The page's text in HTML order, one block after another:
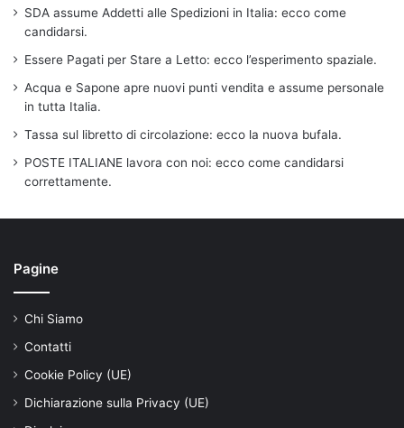
SDA assume Addetti alle Spedizioni in Italia: ecco come
candidarsi.
Essere Pagati per Stare a Letto: ecco l’esperimento spaziale.
Acqua e Sapone apre nuovi punti vendita e assume personale
in tutta Italia.
Tassa sul libretto di circolazione: ecco la nuova bufala.
POSTE ITALIANE lavora con noi: ecco come candidarsi
correttamente.
Pagine
Chi Siamo
Contatti
Cookie Policy (UE)
Dichiarazione sulla Privacy (UE)